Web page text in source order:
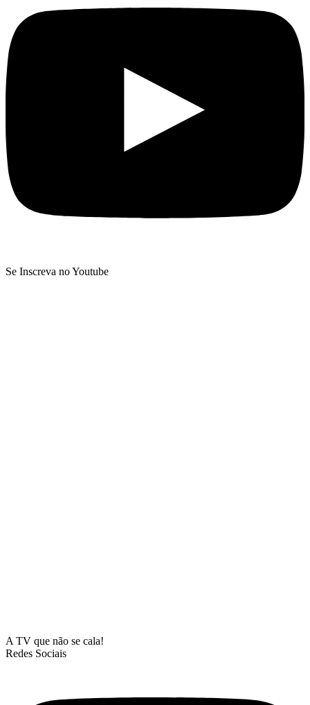
Se Inscreva no Youtube
A TV que não se cala!
Redes Sociais